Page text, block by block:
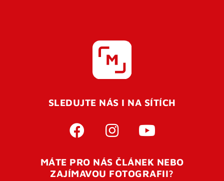
SLEDUJTE NÁS I NA SÍTÍCH
MÁTE PRO NÁS ČLÁNEK NEBO
ZAJÍMAVOU FOTOGRAFII?